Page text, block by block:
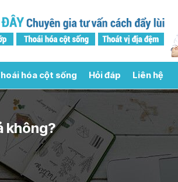
hóa cột sống Hỏi đáp Liên hệ
không?